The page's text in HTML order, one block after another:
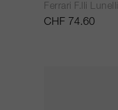
Ferrari F.lli Lunelli
CHF 74.60